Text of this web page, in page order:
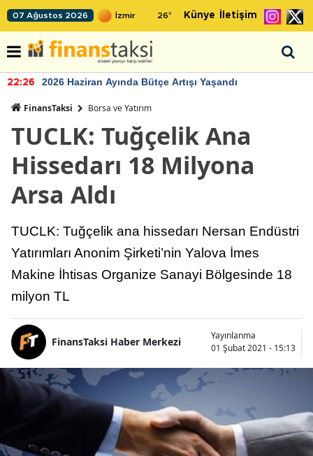
07 Ağustos 2026 26° Künye İletişim
22:26 2026 Haziran Ayında Bütçe Artışı Yaşandı
FinansTaksi Borsa ve Yatırım
TUCLK: Tuğçelik Ana
Hissedarı 18 Milyona
Arsa Aldı
TUCLK: Tuğçelik ana hissedarı Nersan Endüstri
Yatırımları Anonim Şirketi’nin Yalova İmes
Makine İhtisas Organize Sanayi Bölgesinde 18
milyon TL
FinansTaksi Haber Merkezi
Yayınlanma
01 Şubat 2021 - 15:13